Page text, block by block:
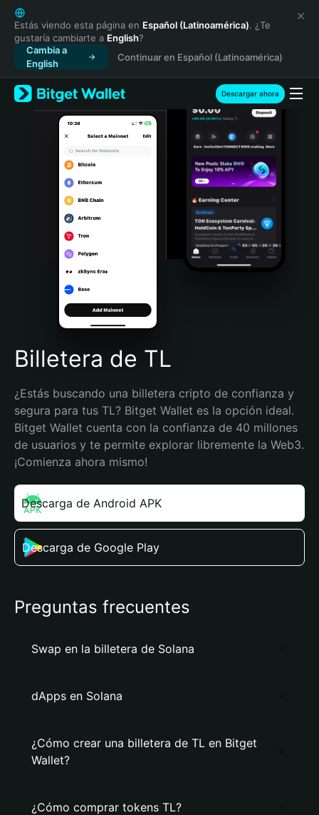
English
日本語
Tiếng Việt
Русский
Español (Latinoamérica)
Türkçe
Italiano
Português (Portugal)
Bahasa Indonesia
Português (Brasil)
Español (Argentina)
Estás viendo esta página en Español (Latinoamérica). ¿Te
gustaría cambiarte a English?
Cambia a
English
Continuar en Español (Latinoamérica)
Descargar ahora
Billetera de TL
¿Estás buscando una billetera cripto de confianza y
segura para tus TL? Bitget Wallet es la opción ideal.
Bitget Wallet cuenta con la confianza de 40 millones
de usuarios y te permite explorar libremente la Web3.
¡Comienza ahora mismo!
Descarga de Android APK
Descarga de Google Play
Preguntas frecuentes
Swap en la billetera de Solana
dApps en Solana
¿Cómo crear una billetera de TL en Bitget
Wallet?
¿Cómo comprar tokens TL?